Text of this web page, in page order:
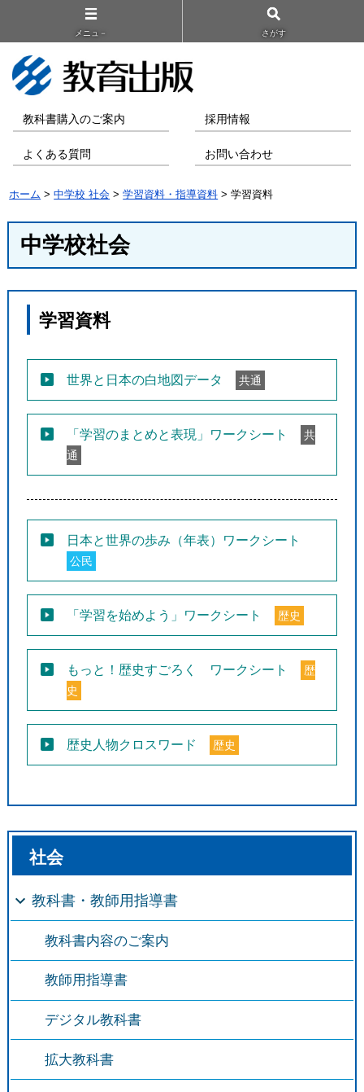
メニュ－ さがす
教科書購入のご案内 採用情報
よくある質問 お問い合わせ
ホーム >中学校 社会 >学習資料・指導資料 > 学習資料
中学校社会
学習資料
世界と日本の白地図データ 共通
「学習のまとめと表現」ワークシート
共
通
日本と世界の歩み（年表）ワークシート
公民
「学習を始めよう」ワークシート 歴史
もっと！歴史すごろく ワークシート
歴
史
歴史人物クロスワード 歴史
社会
教科書・教師用指導書
教科書内容のご案内
教師用指導書
デジタル教科書
拡大教科書